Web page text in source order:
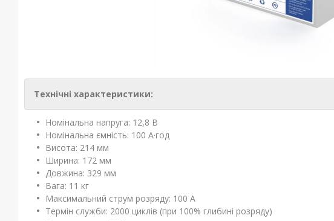
Технічні характеристики:
Номінальна напруга: 12,8 В
Номінальна ємність: 100 А·год
Висота: 214 мм
Ширина: 172 мм
Довжина: 329 мм
Вага: 11 кг
Максимальний струм розряду: 100 А
Термін служби: 2000 циклів (при 100% глибині розряду)